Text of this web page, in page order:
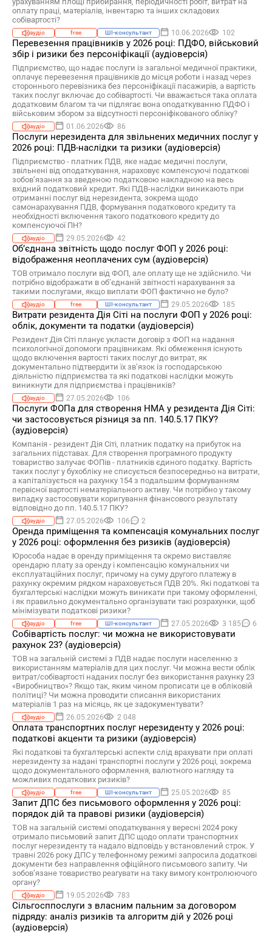
оплату праці, матеріалів, інвентарю та інших складових
собівартості?
аудіо free ШІ-консультант 10.06.2026 102
Перевезення працівників у 2026 році: ПДФО, військовий
збір і ризики без персоніфікації (аудіоверсія)
Підприємство, що надає послуги із загальної медичної практики,
оплачує перевезення працівників до місця роботи і назад через
стороннього перевізника без персоніфікації пасажирів, а вартість
таких послуг включає до собівартості. Чи вважається така оплата
додатковим благом та чи підлягає вона оподаткуванню ПДФО і
військовим збором за відсутності персоніфікованого обліку?
аудіо 01.06.2026 86
Послуги нерезидента для звільнених медичних послуг у
2026 році: ПДВ-наслідки та ризики (аудіоверсія)
Підприємство - платник ПДВ, яке надає медичні послуги,
звільнені від оподаткування, нараховує компенсуючі податкові
зобов’язання за зведеною податковою накладною на весь
вхідний податковий кредит. Які ПДВ-наслідки виникають при
отриманні послуг від нерезидента, зокрема щодо
самонарахування ПДВ, формування податкового кредиту та
необхідності включення такого податкового кредиту до
компенсуючої ПН?
аудіо 29.05.2026 42
Об’єднана звітність щодо послуг ФОП у 2026 році:
відображення неоплачених сум (аудіоверсія)
ТОВ отримало послуги від ФОП, але оплату ще не здійснило. Чи
потрібно відображати в об’єднаній звітності нарахування за
такими послугами, якщо виплати ФОП фактично не було?
аудіо free ШІ-консультант 29.05.2026 185
Витрати резидента Дія Сіті на послуги ФОП у 2026 році:
облік, документи та податки (аудіоверсія)
Резидент Дія Сіті планує укласти договір з ФОП на надання
психологічної допомоги працівникам. Які обмеження існують
щодо включення вартості таких послуг до витрат, як
документально підтвердити їх зв’язок із господарською
діяльністю підприємства та які податкові наслідки можуть
виникнути для підприємства і працівників?
аудіо 27.05.2026 106
Послуги ФОПа для створення НМА у резидента Дія Сіті:
чи застосовується різниця за пп. 140.5.17 ПКУ?
(аудіоверсія)
Компанія - резидент Дія Сіті, платник податку на прибуток на
загальних підставах. Для створення програмного продукту
товариство залучає ФОПів - платників єдиного податку. Вартість
таких послуг у бухобліку не списується безпосередньо на витрати,
а капіталізується на рахунку 154 з подальшим формуванням
первісної вартості нематеріального активу. Чи потрібно у такому
випадку застосовувати коригування фінансового результату
відповідно до пп. 140.5.17 ПКУ?
аудіо 27.05.2026 106 2
Оренда приміщення та компенсація комунальних послуг
у 2026 році: оформлення без ризиків (аудіоверсія)
Юрособа надає в оренду приміщення та окремо виставляє
орендарю плату за оренду і компенсацію комунальних чи
експлуатаційних послуг, причому на суму другого платежу в
рахунку окремим рядком нараховується ПДВ 20%. Які податкові та
бухгалтерські наслідки можуть виникати при такому оформленні,
і як правильно документально організувати такі розрахунки, щоб
мінімізувати податкові ризики?
аудіо free ШІ-консультант 27.05.2026 3 185 6
Собівартість послуг: чи можна не використовувати
рахунок 23? (аудіоверсія)
ТОВ на загальній системі з ПДВ надає послуги населенню з
використанням матеріалів для цих послуг. Чи можна вести облік
витрат/собівартості наданих послуг без використання рахунку 23
«Виробництво»? Якщо так, яким чином прописати це в обліковій
політиці? Чи можна проводити списання використаних
матеріалів 1 раз на місяць, як це задокументувати?
аудіо 26.05.2026 2 048
Оплата транспортних послуг нерезиденту у 2026 році:
податкові акценти та ризики (аудіоверсія)
Які податкові та бухгалтерські аспекти слід врахувати при оплаті
нерезиденту за надані транспортні послуги у 2026 році, зокрема
щодо документального оформлення, валютного нагляду та
можливих податкових ризиків?
аудіо free ШІ-консультант 25.05.2026 85
Запит ДПС без письмового оформлення у 2026 році:
порядок дій та правові ризики (аудіоверсія)
ТОВ на загальній системі оподаткування у вересні 2024 року
отримало письмовий запит ДПС щодо оплати транспортних
послуг нерезиденту та надало відповідь у встановлений строк. У
травні 2026 року ДПС у телефонному режимі запросила додаткові
документи без направлення офіційного письмового запиту. Чи
зобов’язане товариство реагувати на таку вимогу контролюючого
органу?
аудіо 19.05.2026 783
Сільгосппослуги з власним пальним за договором
підряду: аналіз ризиків та алгоритм дій у 2026 році
(аудіоверсія)